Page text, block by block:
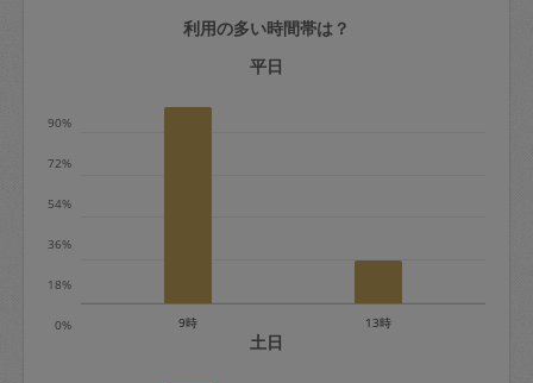
定期契約をキャンセルする場合、毎週定
期は月2回まで隔週定期は月1回までキャ
※キャンセル料金の設定について：
利用の多い時間帯は？
平日
0%
18%
36%
54%
72%
90%
9時 13時
土日